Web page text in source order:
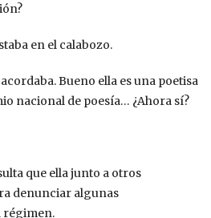
en el calabozo.
Bueno ella es una poetisa
nacional de poesía… ¿Ahora sí?
que ella junto a otros
denunciar algunas
régimen.